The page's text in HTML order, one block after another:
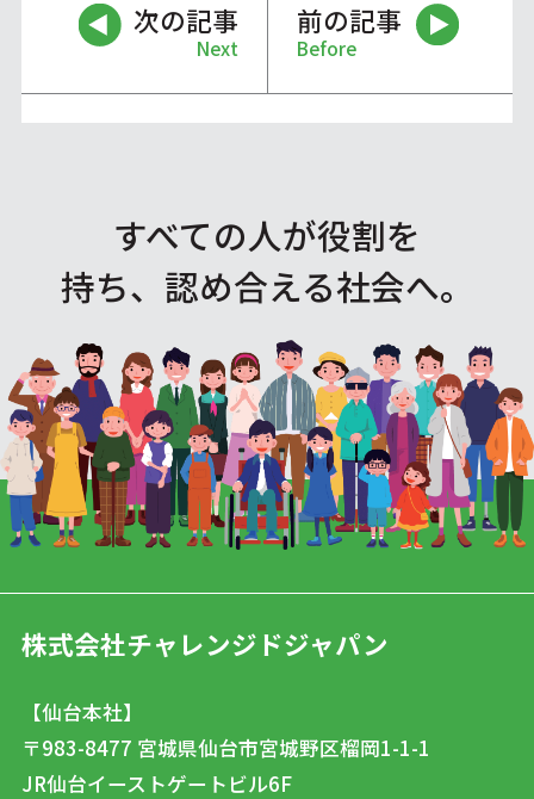
次の記事
Next
前の記事
Before
すべての人が役割を
持ち、認め合える社会へ。
株式会社チャレンジドジャパン
【仙台本社】
〒983-8477 宮城県仙台市宮城野区榴岡1-1-1
JR仙台イーストゲートビル6F